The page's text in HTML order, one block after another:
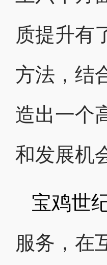
质提升有
方法，结
造出一个
和发展机
宝鸡世
服务，在